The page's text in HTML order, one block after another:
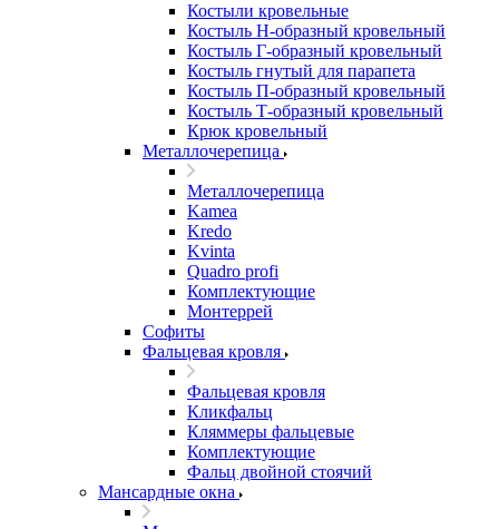
Костыли кровельные
Костыль H-образный кровельный
Костыль Г-образный кровельный
Костыль гнутый для парапета
Костыль П-образный кровельный
Костыль Т-образный кровельный
Крюк кровельный
Металлочерепица
Металлочерепица
Kamea
Kredo
Kvinta
Quadro profi
Комплектующие
Монтеррей
Софиты
Фальцевая кровля
Фальцевая кровля
Кликфальц
Кляммеры фальцевые
Комплектующие
Фальц двойной стоячий
Мансардные окна